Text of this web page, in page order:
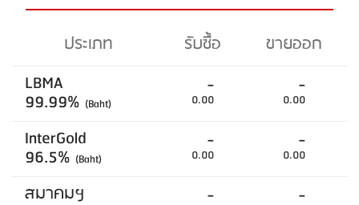
ประเภท รับซื้อ
ขายออก
LBMA
99.99% (Baht)
-
0.00
-
0.00
InterGold
96.5% (Baht)
-
0.00
-
0.00
สมาคมฯ - -